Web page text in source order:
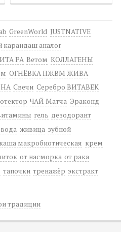
GreenWorld JUSTNATIVE
аналог
РА Ветом КОЛЛАГЕНЫ
ОГНЁВКА ПЖВМ ЖИВА
Свечи Серебро ВИТАВЕК
ЧАЙ Матча Эраконд
гель дезодорант
живица зубной
каша макробиотическая крем
от насморка от рака
тапочки тренажёр экстракт
традиции